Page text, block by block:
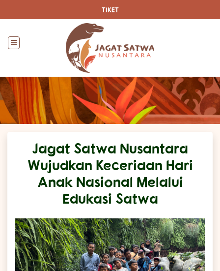
TIKET
Jagat Satwa Nusantara
Wujudkan Keceriaan Hari
Anak Nasional Melalui
Edukasi Satwa